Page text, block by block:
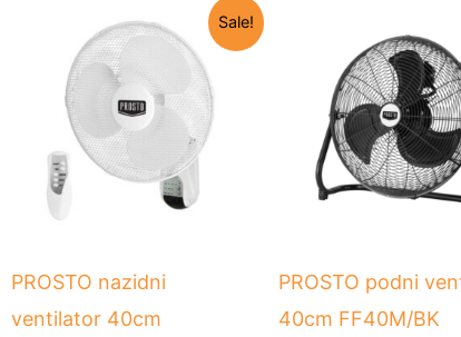
Sale!
PROSTO nazidni
ventilator 40cm
cena
je
bila:
5.490 RSD.
Trenutna
cena
je:
3.990 RSD.
PROSTO podni
40cm FF40M/BK